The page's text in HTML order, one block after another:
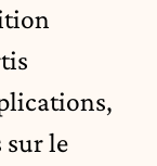
sur le